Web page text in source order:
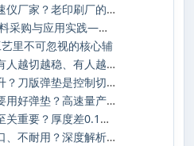
怎么选择厂区雷达测速仪厂家？老印刷厂的安
耐高温抗撕裂 TPE 材料采购与应用实践——深
里不可忽视的核心辅
为什么同款模切刀，有人越切越稳、有人越切
半切工艺良品率难提升？刀版弹垫是控制切入
高速模切为什么一定要用好弹垫？高速量产下
刀版弹垫厚度为什么至关重要？厚度差0.1mm，
模切刀频繁磨损、崩口、不耐用？深度解析损